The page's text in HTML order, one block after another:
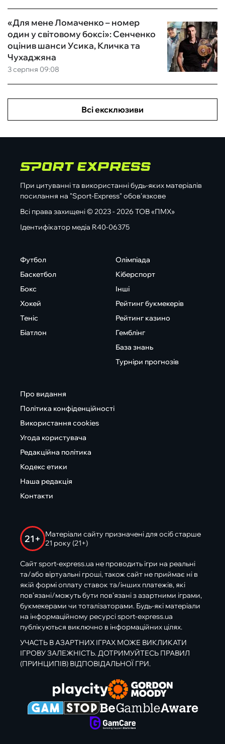
3 серпня 09:08
«Для мене Ломаченко – номер
один у світовому боксі»: Сенченко
оцінив шанси Усика, Кличка та
Чухаджяна
Всі ексклюзиви
При цитуванні та використанні будь-яких матеріалів
посилання на "Sport-Express" обов'язкове
Всі права захищені © 2023 - 2026 ТОВ «ПМХ»
Ідентифікатор медіа R40-06375
Футбол
Баскетбол
Бокс
Хокей
Теніс
Біатлон
Олімпіада
Кіберспорт
Інші
Рейтинг букмекерів
Рейтинг казино
Гемблінг
База знань
Турніри прогнозів
Про видання
Політика конфіденційності
Використання cookies
Угода користувача
Редакційна політика
Кодекс етики
Наша редакція
Контакти
21+
Матеріали сайту призначені для осіб старше
21 року (21+)
Сайт sport-express.ua не проводить ігри на реальні
та/або віртуальні гроші, також сайт не приймає ні в
якій формі оплату ставок та/інших платежів, які
пов’язані/можуть бути пов’язані з азартними іграми,
букмекерами чи тоталізаторами. Будь-які матеріали
на інформаційному ресурсі sport-express.ua
публікуються виключно в інформаційних цілях.
УЧАСТЬ В АЗАРТНИХ ІГРАХ МОЖЕ ВИКЛИКАТИ
ІГРОВУ ЗАЛЕЖНІСТЬ. ДОТРИМУЙТЕСЬ ПРАВИЛ
(ПРИНЦИПІВ) ВІДПОВІДАЛЬНОЇ ГРИ.